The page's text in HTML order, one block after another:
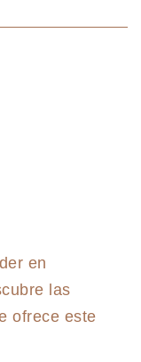
Norte
en
las
ofrece este